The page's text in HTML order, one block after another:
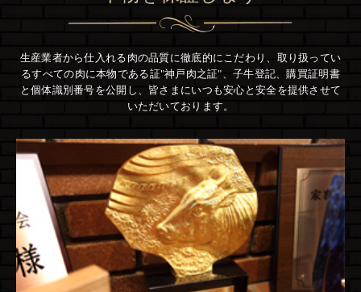
生産業者から仕入れる肉の品質に徹底的にこだわり、 取り扱ってい
るすべての肉に本物である証"神戸肉之証"、子牛登記、購買証明書
と個体識別番号を公開し、 皆さまにいつも安心と安全を提供させて
いただいております。